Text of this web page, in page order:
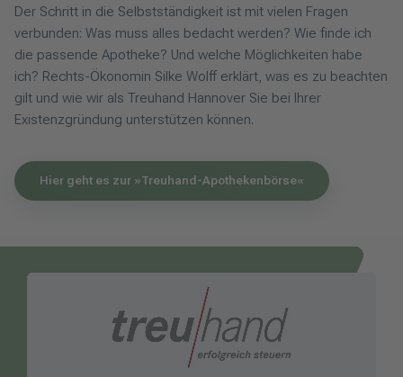
Der Schritt in die Selbstständigkeit ist mit vielen Fragen
verbunden: Was muss alles bedacht werden? Wie finde ich
die passende Apotheke? Und welche Möglichkeiten habe
ich? Rechts-Ökonomin Silke Wolff erklärt, was es zu beachten
gilt und wie wir als Treuhand Hannover Sie bei Ihrer
Existenzgründung unterstützen können.
Hier geht es zur »Treuhand-Apothekenbörse«